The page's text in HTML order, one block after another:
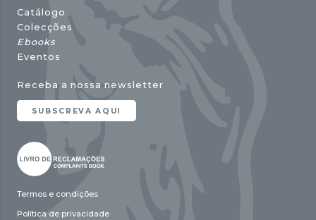
Catálogo
Colecções
Ebooks
Eventos
Receba a nossa newsletter
SUBSCREVA AQUI
Termos e condições
Política de privacidade